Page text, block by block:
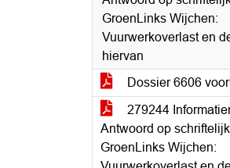
GroenLinks Wijchen:
Vuurwerkoverlast en
hiervan
Dossier 6606
279244
Antwoord op
GroenLinks Wijchen: